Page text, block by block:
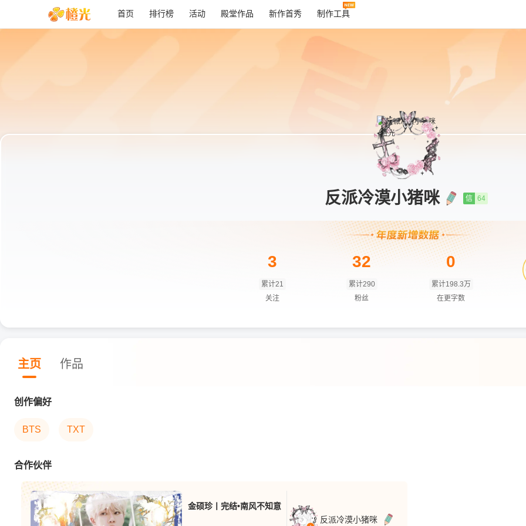
首页 排行榜 活动 殿堂作品 新作首秀 制作工具
反派冷漠小猪咪 信 64
3
累计21
关注
32
累计290
粉丝
0
累计198.3万
在更字数
主页 作品
创作偏好
BTS TXT
合作伙伴
金硕珍丨完结•南风不知意
反派冷漠小猪咪